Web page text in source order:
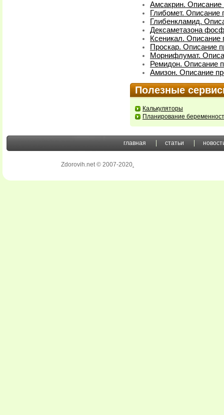
Амсакрин. Описание
Глибомет. Описание
Глибенкламид.
Дексаметазона
Ксеникал. Описание
Проскар. Описание
Морнифлумат.
Ремидон. Описание
Амизон. Описание
Полезные
Калькуляторы
Планирование
главная статьи
Zdorovih.net © 2007-2020